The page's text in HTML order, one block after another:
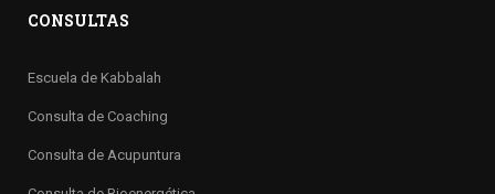
CONSULTAS
Escuela de Kabbalah
Consulta de Coaching
Consulta de Acupuntura